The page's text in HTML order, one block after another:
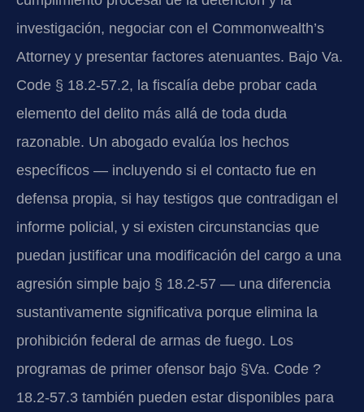
investigación, negociar con el Commonwealth’s
Attorney y presentar factores atenuantes. Bajo Va.
Code § 18.2-57.2, la fiscalía debe probar cada
elemento del delito más allá de toda duda
razonable. Un abogado evalúa los hechos
específicos — incluyendo si el contacto fue en
defensa propia, si hay testigos que contradigan el
informe policial, y si existen circunstancias que
puedan justificar una modificación del cargo a una
agresión simple bajo § 18.2-57 — una diferencia
sustantivamente significativa porque elimina la
prohibición federal de armas de fuego. Los
programas de primer ofensor bajo §Va. Code ?
18.2-57.3 también pueden estar disponibles para